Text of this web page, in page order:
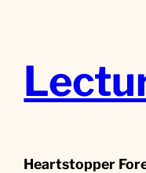
Heartstopper